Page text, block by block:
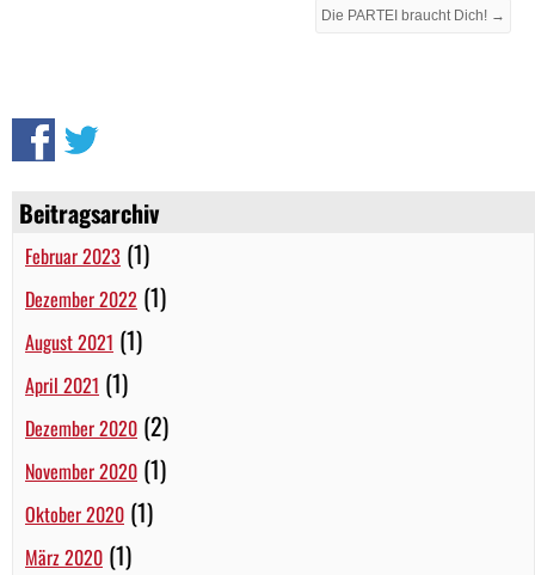
Beitragsarchiv
Februar 2023 (1)
Dezember 2022 (1)
August 2021 (1)
April 2021 (1)
Dezember 2020 (2)
November 2020 (1)
Oktober 2020 (1)
März 2020 (1)
Die PARTEI braucht Dich! →